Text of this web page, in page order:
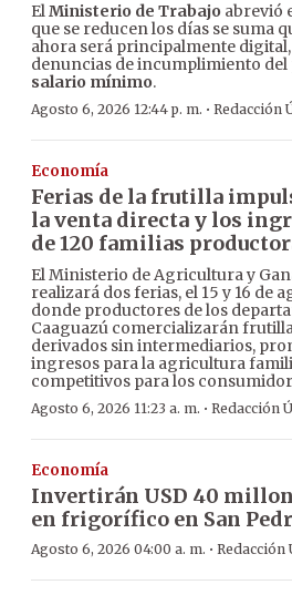
ElMinisterio de Trabajo abrevió
que se reducen los días se suma
ahora será principalmente digital,
denuncias de incumplimiento del
salario mínimo.
Agosto 6, 2026 12:44 p. m. · Redacción
Economía
Ferias de la frutilla
la venta directa y los
de 120 familias
El Ministerio de Agricultura y
realizará dos ferias, el 15 y 16 de
donde productores de los
Caaguazú comercializarán
derivados sin intermediarios,
ingresos para la agricultura
competitivos para los
Agosto 6, 2026 11:23 a. m. · Redacción
Economía
Invertirán USD 40
en frigorífico en San
Agosto 6, 2026 04:00 a. m. · Redacción